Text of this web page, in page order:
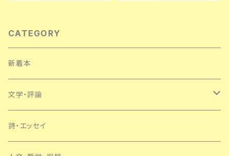
CATEGORY
新着本
文学・評論
日本
詩・エッセイ